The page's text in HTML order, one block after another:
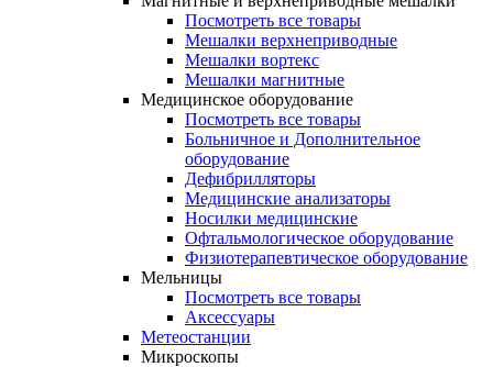
Посмотреть все товары
Мешалки верхнеприводные
Мешалки вортекс
Мешалки магнитные
Медицинское оборудование
Посмотреть все товары
Больничное и Дополнительное
оборудование
Дефибрилляторы
Медицинские анализаторы
Носилки медицинские
Офтальмологическое оборудование
Физиотерапевтическое оборудование
Мельницы
Посмотреть все товары
Аксессуары
Метеостанции
Микроскопы